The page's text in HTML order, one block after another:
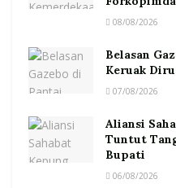
08/08/2026
Belasan
Keruak
07/08/2026
Aliansi
Tuntut
Bupati
06/08/2026